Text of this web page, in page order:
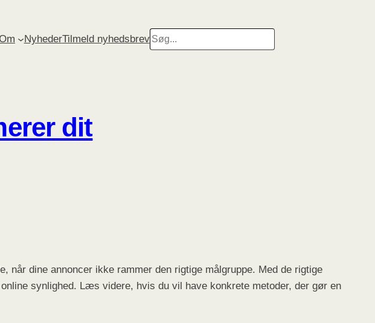
NyhederTilmeld nyhedsbrevSearch
dit
når dine annoncer ikke rammer den rigtige målgruppe. Med de rigtige
synlighed. Læs videre, hvis du vil have konkrete metoder, der gør en